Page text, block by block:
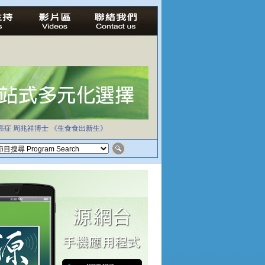
症 周兆祥博士 《生食食出新生》